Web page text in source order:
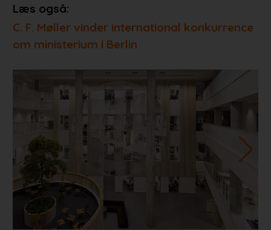
Læs også:
C. F. Møller vinder international konkurrence
om ministerium i Berlin